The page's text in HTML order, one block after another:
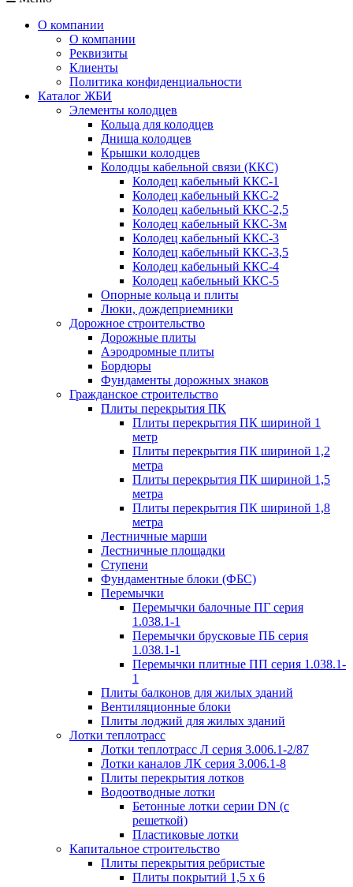
О компании
О компании
Реквизиты
Клиенты
Политика конфиденциальности
Каталог ЖБИ
Элементы колодцев
Кольца для колодцев
Днища колодцев
Крышки колодцев
Колодцы кабельной связи (ККС)
Колодец кабельный ККС-1
Колодец кабельный ККС-2
Колодец кабельный ККС-2,5
Колодец кабельный ККС-3м
Колодец кабельный ККС-3
Колодец кабельный ККС-3,5
Колодец кабельный ККС-4
Колодец кабельный ККС-5
Опорные кольца и плиты
Люки, дождеприемники
Дорожное строительство
Дорожные плиты
Аэродромные плиты
Бордюры
Фундаменты дорожных знаков
Гражданское строительство
Плиты перекрытия ПК
Плиты перекрытия ПК шириной 1
метр
Плиты перекрытия ПК шириной 1,2
метра
Плиты перекрытия ПК шириной 1,5
метра
Плиты перекрытия ПК шириной 1,8
метра
Лестничные марши
Лестничные площадки
Ступени
Фундаментные блоки (ФБС)
Перемычки
Перемычки балочные ПГ серия
1.038.1-1
Перемычки брусковые ПБ серия
1.038.1-1
Перемычки плитные ПП серия 1.038.1-
1
Плиты балконов для жилых зданий
Вентиляционные блоки
Плиты лоджий для жилых зданий
Лотки теплотрасс
Лотки теплотрасс Л серия 3.006.1-2/87
Лотки каналов ЛК серия 3.006.1-8
Плиты перекрытия лотков
Водоотводные лотки
Бетонные лотки серии DN (с
решеткой)
Пластиковые лотки
Капитальное строительство
Плиты перекрытия ребристые
Плиты покрытий 1,5 x 6